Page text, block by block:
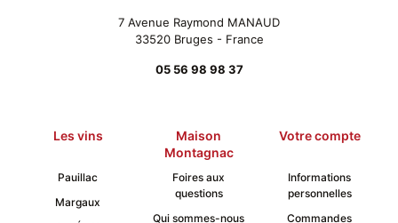
7 Avenue Raymond MANAUD
33520 Bruges - France
05 56 98 98 37
Les vins
Maison
Montagnac
Votre compte
Pauillac
Margaux
Foires aux
questions
Qui sommes-nous
Informations
personnelles
Commandes